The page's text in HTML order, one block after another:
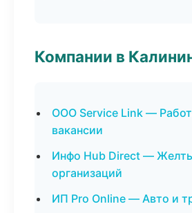
Компании в
ООО Service Link —
вакансии
Инфо Hub Direct —
организаций
ИП Pro Online — Авто и